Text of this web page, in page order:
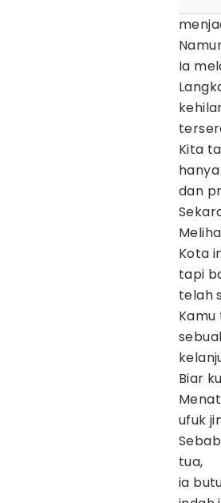
Ia
Kita
dan
Kota
tapi
telah
Biar
ufuk
tua,
ia